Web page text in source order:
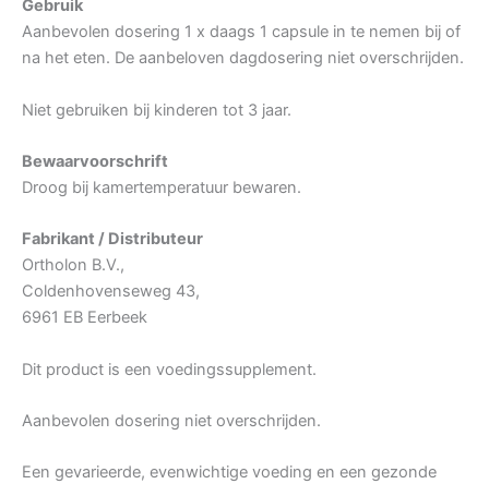
Gebruik
Aanbevolen dosering 1 x daags 1 capsule in te nemen bij of
na het eten. De aanbeloven dagdosering niet overschrijden.
Niet gebruiken bij kinderen tot 3 jaar.
Bewaarvoorschrift
Droog bij kamertemperatuur bewaren.
Fabrikant / Distributeur
Ortholon B.V.,
Coldenhovenseweg 43,
6961 EB Eerbeek
Dit product is een voedingssupplement.
Aanbevolen dosering niet overschrijden.
Een gevarieerde, evenwichtige voeding en een gezonde